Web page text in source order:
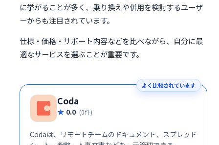
に挙がることが多く、乗り換えや併用を検討するユーザ
ーからも注目されています。
仕様・価格・サポート内容などを比べながら、自分に最
適なサービスを選ぶことが重要です。
よく比較されています
Coda
0.0 (0件)
Codaは、リモートチームのドキュメント、スプレッド